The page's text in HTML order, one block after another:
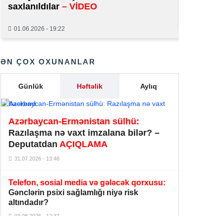
çempionu imiş
Almaniyada iki tramvay toqquşdu:
azı 30 nəfər xəsarət aldı
“Kristal”dan bahalı Biləcəri
layihəsini diriltmək üçün METRO
REKLAMI –3 dəqiqə yalanı və
20:55
– Bayramovla görüşdən önəmli
detallar –FOTO – VİDEO
saxlanıldılar – VİDEO
01.06.2026 - 19:22
ƏN ÇOX OXUNANLAR
Günlük Həftəlik Aylıq
Azərbaycan-Ermənistan sülhü:
Razılaşma nə vaxt imzalana bilər? –
Deputatdan AÇIQLAMA
31.07.2026 - 13:46
Telefon, sosial media və gələcək qorxusu:
Gənclərin psixi sağlamlığı niyə risk
altındadır?